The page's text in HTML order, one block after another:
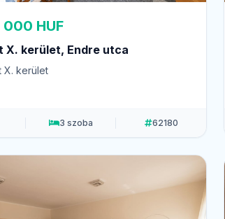
HUF
X. kerület, Endre utca
X. kerület
3 szoba 62180